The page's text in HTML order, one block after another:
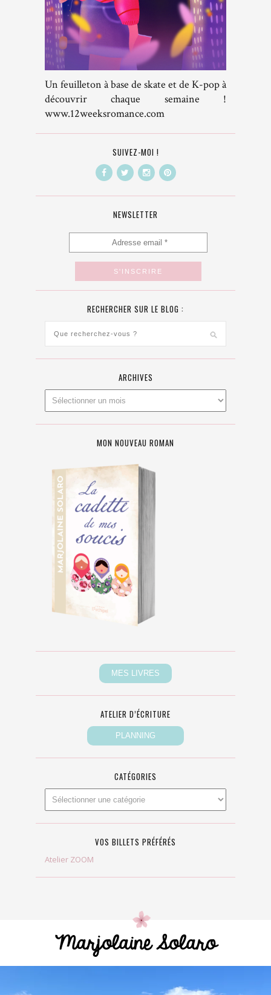
Un feuilleton à base de skate et de K-pop à
découvrir chaque semaine !
www.12weeksromance.com
SUIVEZ-MOI !
NEWSLETTER
RECHERCHER SUR LE BLOG :
ARCHIVES
MON NOUVEAU ROMAN
ATELIER D’ÉCRITURE
CATÉGORIES
VOS BILLETS PRÉFÉRÉS
Atelier ZOOM
Marjolaine Solaro